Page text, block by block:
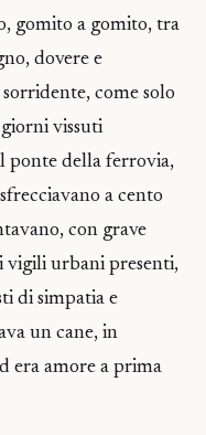
gomito a gomito, tra
dovere e
come solo
giorni vissuti
ponte della ferrovia,
a cento
con grave
vigili urbani presenti,
di simpatia e
un cane, in
era amore a prima